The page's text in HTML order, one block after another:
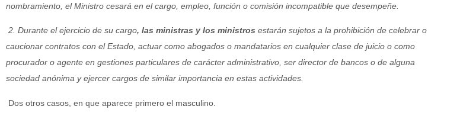
nombramiento, el Ministro cesará en el cargo, empleo, función o comisión incompatible que desempeñe.
2 . Durante el ejercicio de su cargo, las ministras y los ministros estarán sujetos a la prohibición de celebrar o
caucionar contratos con el Estado, actuar como abogados o mandatarios en cualquier clase de juicio o como
procurador o agente en gestiones particulares de carácter administrativo, ser director de bancos o de alguna
sociedad anónima y ejercer cargos de similar importancia en estas actividades.
Dos otros casos, en que aparece primero el masculino.